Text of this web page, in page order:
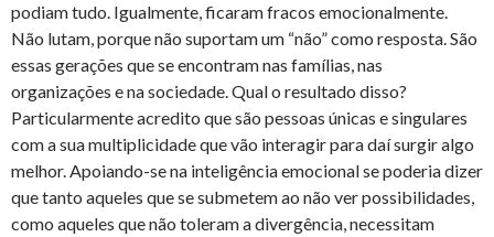
podiam tudo. Igualmente, ficaram fracos emocionalmente.
Não lutam, porque não suportam um “não” como resposta. São
essas gerações que se encontram nas famílias, nas
organizações e na sociedade. Qual o resultado disso?
Particularmente acredito que são pessoas únicas e singulares
com a sua multiplicidade que vão interagir para daí surgir algo
melhor. Apoiando-se na inteligência emocional se poderia dizer
que tanto aqueles que se submetem ao não ver possibilidades,
como aqueles que não toleram a divergência, necessitam